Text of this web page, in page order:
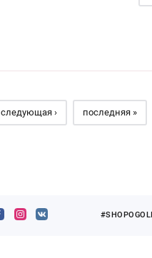
следующая › последняя »